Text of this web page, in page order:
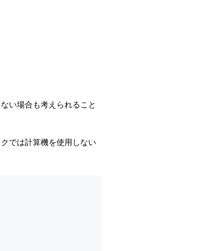
い場合も考えられること
では計算機を使用しない